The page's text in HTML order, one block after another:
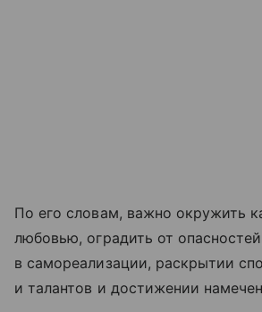
По его словам, важно окружить
любовью, оградить от
в самореализации, раскрытии
и талантов и достижении